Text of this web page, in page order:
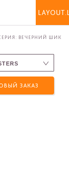
ВЕЧЕРНИЙ ШИК
ЗАКАЗ